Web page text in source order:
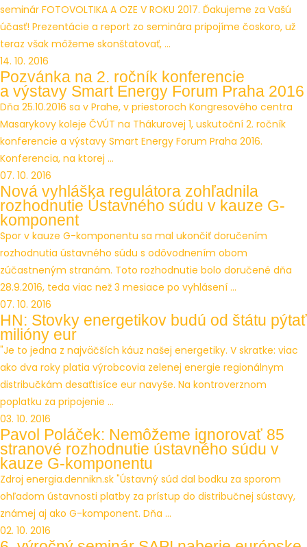
seminár FOTOVOLTIKA A OZE V ROKU 2017. Ďakujeme za Vašú
účasť! Prezentácie a report zo seminára pripojíme čoskoro, už
teraz však môžeme skonštatovať, ...
14. 10. 2016
Pozvánka na 2. ročník konferencie
a výstavy Smart Energy Forum Praha 2016
Dňa 25.10.2016 sa v Prahe, v priestoroch Kongresového centra
Masarykovy koleje ČVÚT na Thákurovej 1, uskutoční 2. ročník
konferencie a výstavy Smart Energy Forum Praha 2016.
Konferencia, na ktorej ...
07. 10. 2016
Nová vyhláška regulátora zohľadnila
rozhodnutie Ústavného súdu v kauze G-
komponent
Spor v kauze G-komponentu sa mal ukončiť doručením
rozhodnutia ústavného súdu s odôvodnením obom
zúčastneným stranám. Toto rozhodnutie bolo doručené dňa
28.9.2016, teda viac než 3 mesiace po vyhlásení ...
07. 10. 2016
HN: Stovky energetikov budú od štátu pýtať
milióny eur
"Je to jedna z najväčších káuz našej energetiky. V skratke: viac
ako dva roky platia výrobcovia zelenej energie regionálnym
distribučkám desaťtisíce eur navyše. Na kontroverznom
poplatku za pripojenie ...
03. 10. 2016
Pavol Poláček: Nemôžeme ignorovať 85
stranové rozhodnutie ústavného súdu v
kauze G-komponentu
Zdroj energia.dennikn.sk "Ústavný súd dal bodku za sporom
ohľadom ústavnosti platby za prístup do distribučnej sústavy,
známej aj ako G-komponent. Dňa ...
02. 10. 2016